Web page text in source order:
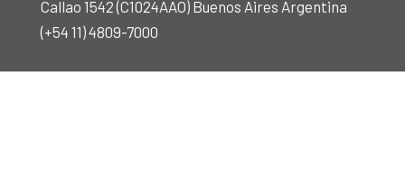
Callao 1542 (C1024AAO) Buenos Aires Argentina
(+54 11) 4809-7000